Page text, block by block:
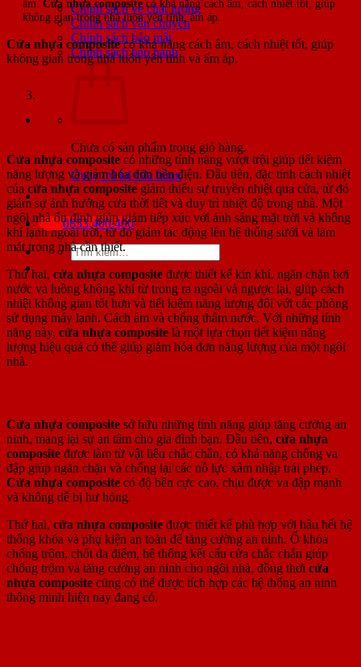
Chính sách về chất lượng
Chính sách vận chuyển
Chính sách bảo mật
Chính sách bảo hành
Chưa có sản phẩm trong giỏ hàng.
Quay trở lại cửa hàng
0853.400.400
Tìm
kiếm:
ấm. Cửa nhựa compositecó khả năng cách âm, cách nhiệt tốt, giúp
không gian trong nhà luôn yên tĩnh, ấm áp.
Cửa nhựa compositecó khả năng cách âm, cách nhiệt tốt, giúp
không gian trong nhà luôn yên tĩnh và ấm áp.
3.1. Tiết kiệm năng lượng và có thể tái xử lý
Cửa nhựa composite có những tính năng vượt trội giúp tiết kiệm
năng lượng và giảm hóa đơn tiền điện. Đầu tiên, đặc tính cách nhiệt
của cửa nhựa composite giảm thiểu sự truyền nhiệt qua cửa, từ đó
giảm sự ảnh hưởng cửa thời tiết và duy trì nhiệt độ trong nhà. Một
ngôi nhà ổn định giúp giảm tiếp xúc với ánh sáng mặt trời và không
khí lạnh ngoài trời, từ đó giảm tác động lên hệ thống sưởi và làm
mát trong nhà cần thiết.
Thứ hai, cửa nhựa composite được thiết kế kín khí, ngăn chặn hơi
nước và luồng không khí từ trong ra ngoài và ngược lại, giúp cách
nhiệt không gian tốt hơn và tiết kiệm năng lượng đối với các phòng
sử dụng máy lạnh. Cách âm và chống thấm nước. Với những tính
năng này, cửa nhựa composite là một lựa chọn tiết kiệm năng
lượng hiệu quả có thể giúp giảm hóa đơn năng lượng của một ngôi
nhà.
Cửa nhựa composite sở hữu những tính năng giúp tăng cường an
ninh, mang lại sự an tâm cho gia đình bạn. Đầu tiên, cửa nhựa
composite được làm từ vật liệu chắc chắn, có khả năng chống va
đập giúp ngăn chặn và chống lại các nỗ lực xâm nhập trái phép.
Cửa nhựa composite có độ bền cực cao, chịu được va đập mạnh
và không dễ bị hư hỏng.
Thứ hai, cửa nhựa composite được thiết kế phù hợp với hầu hết hệ
thống khóa và phụ kiện an toàn để tăng cường an ninh. Ổ khóa
chống trộm, chốt đa điểm, hệ thống kết cấu cửa chắc chắn giúp
chống trộm và tăng cường an ninh cho ngôi nhà, đồng thời cửa
nhựa composite cũng có thể được tích hợp các hệ thống an ninh
thông minh hiện nay đang có.